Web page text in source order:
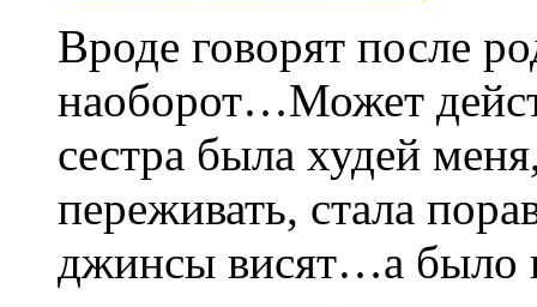
Вроде говорят после
наоборот…Может
сестра была худей
переживать, стала
джинсы висят…а было